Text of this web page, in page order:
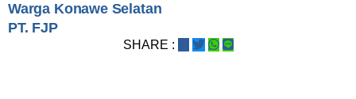
Warga Konawe Selatan
PT. FJP
SHARE :